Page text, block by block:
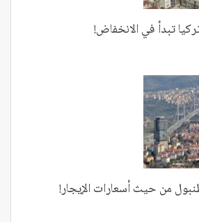
تبدأ في الانخفاض!
من حيث أسعارات الإيجار!